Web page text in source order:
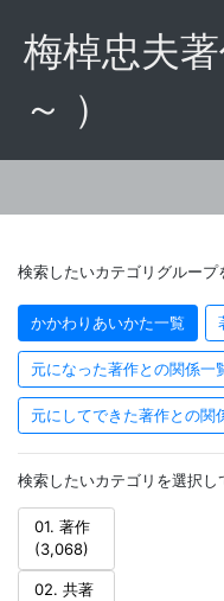
梅棹忠夫
～ ）
検索したいカテゴリグループ
かかわりあいかた一覧
元になった著作との関係一
元にしてできた著作との関
検索したいカテゴリを選択し
01. 著作
(3,068)
02. 共著